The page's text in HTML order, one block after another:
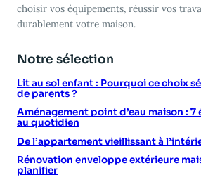
choisir vos équipements, réussir vos
durablement votre maison.
Notre sélection
Lit au sol enfant : Pourquoi ce choix
de parents ?
Aménagement point d’eau maison :
au quotidien
De l’appartement vieillissant à
Rénovation enveloppe extérieure
planifier